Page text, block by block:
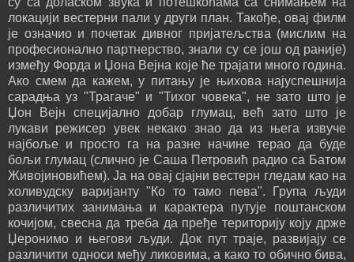
локацији вестерни пали у други план. Такође, овај филм
је означио и почетак дивног пријатељства (мислим на
професионално партнерство, знали су се још од раније)
између Форда и Џона Вејна које ће трајати много година.
Ако смем да кажем, у питању је њихова најуспешнија
сарадња уз "Трагаче" и "Тихог човека", не зато што је
Џон Вејн специјално добар глумац, већ зато што је
лукави режисер увек некако знао да из њега извуче
најбоље и просто га на разне начине терао да буде
бољи глумац (слично је Саша Петровић радио са Батом
Живојиновићем). Ја на овај сјајни вестерн гледам као на
холивудску варијанту "Ко то тамо пева". Група људи
различитих занимања и карактера путује поштанском
кочијом, свесна да треба да пређе територију коју држе
Џеронимо и његови људи. Док пут траје, развијају се
различити односи међу ликовима, а како то обично бива,